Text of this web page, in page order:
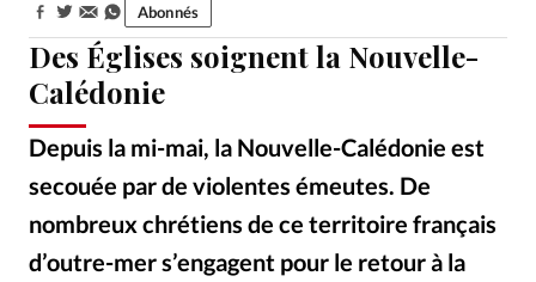
Opinions
Tous les articles
Faire un don
Emploi
Se connecter
Édition: Internationale
Des Églises soignent la Nouvelle-
Calédonie
Depuis la mi-mai, la Nouvelle-Calédonie est
secouée par de violentes émeutes. De
nombreux chrétiens de ce territoire français
d’outre-mer s’engagent pour le retour à la
Partager: Abonnés